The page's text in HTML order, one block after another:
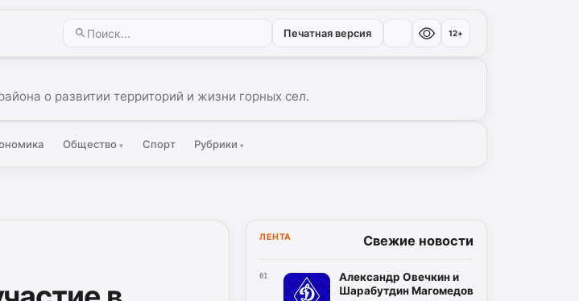
Печатная версия 12+
о развитии территорий и жизни горных сел.
Общество ▾ Спорт Рубрики▾
ЛЕНТА Свежие новости
01
Александр Овечкин и
Шарабутдин Магомедов